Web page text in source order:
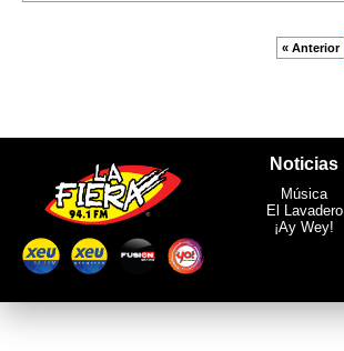
« Anterior
Noticias
Música
El Lavadero
¡Ay Wey!